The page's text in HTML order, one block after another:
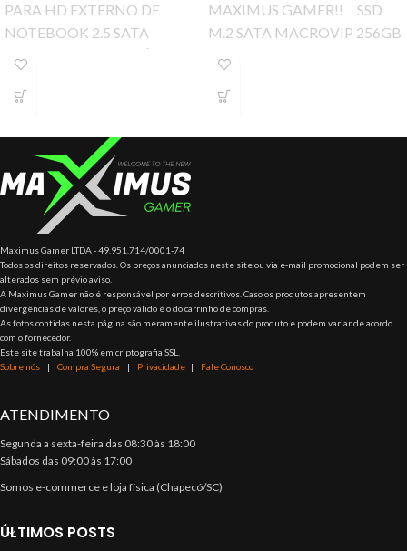
PARA HD EXTERNO DE
NOTEBOOK 2.5 SATA
MATERIAL DE ALUMÍNIO +
INFORMAÇÕES
MAXIMUS GAMER!! SSD
M.2 SATA MACROVIP 256GB
Velocidade de Leitura:
Maximus Gamer LTDA - 49.951.714/0001-74
Todos os direitos reservados. Os preços anunciados neste site ou via e-mail promocional podem ser
alterados sem prévio aviso.
A Maximus Gamer não é responsável por erros descritivos. Caso os produtos apresentem
divergências de valores, o preço válido é o do carrinho de compras.
As fotos contidas nesta página são meramente ilustrativas do produto e podem variar de acordo
com o fornecedor.
Este site trabalha 100% em criptografia SSL.
Sobre nós | Compra Segura | Privacidade | Fale Conosco
ATENDIMENTO
Segunda a sexta-feira das 08:30 às 18:00
Sábados das 09:00 às 17:00
Somos e-commerce e loja física (Chapecó/SC)
ÚLTIMOS POSTS